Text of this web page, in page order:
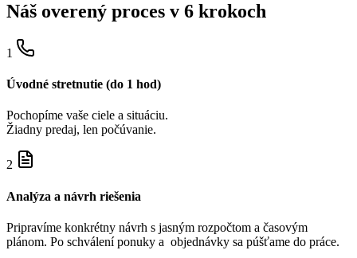
Náš overený proces v 6 krokoch
1
Úvodné stretnutie (do 1 hod)
Pochopíme vaše ciele a situáciu.
Žiadny predaj, len počúvanie.
2
Analýza a návrh riešenia
Pripravíme konkrétny návrh s jasným rozpočtom a časovým
plánom. Po schválení ponuky a objednávky sa púšťame do práce.